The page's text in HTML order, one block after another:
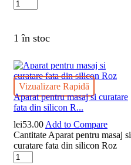
1 în stoc
Vizualizare Rapidă
Aparat pentru masaj si curatare
fata din silicon R...
lei53.00 Add to Compare
Cantitate Aparat pentru masaj si
curatare fata din silicon Roz